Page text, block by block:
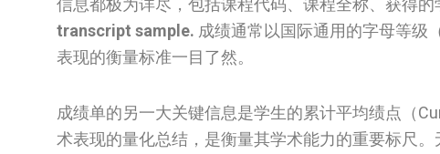
信息都极为详尽，包括课程代码、课程全称、获得的
transcript sample. 成绩通常以国际通用的字母等级
表现的衡量标准一目了然。
成绩单的另一大关键信息是学生的累计平均绩点（
术表现的量化总结，是衡量其学术能力的重要标尺